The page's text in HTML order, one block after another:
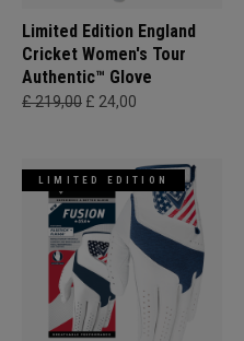
Limited Edition England
Cricket Women's Tour
Authentic™ Glove
£ 219,00 £ 24,00
LIMITED EDITION